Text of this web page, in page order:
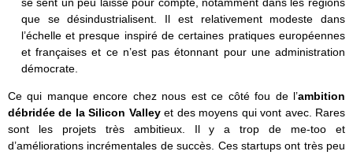
que se désindustrialisent. Il est relativement modeste dans
l’échelle et presque inspiré de certaines pratiques européennes
et françaises et ce n’est pas étonnant pour une administration
démocrate.
Ce qui manque encore chez nous est ce côté fou de l’ambition
débridée de la Silicon Valleyet des moyens qui vont avec. Rares
sont les projets très ambitieux. Il y a trop de me-too et
d’améliorations incrémentales de succès. Ces startups ont très peu